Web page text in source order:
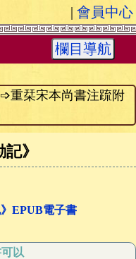
| 會員中心
欄目導航
➩重栞宋本尚書注䟽附
記》
EPUB電子書
以